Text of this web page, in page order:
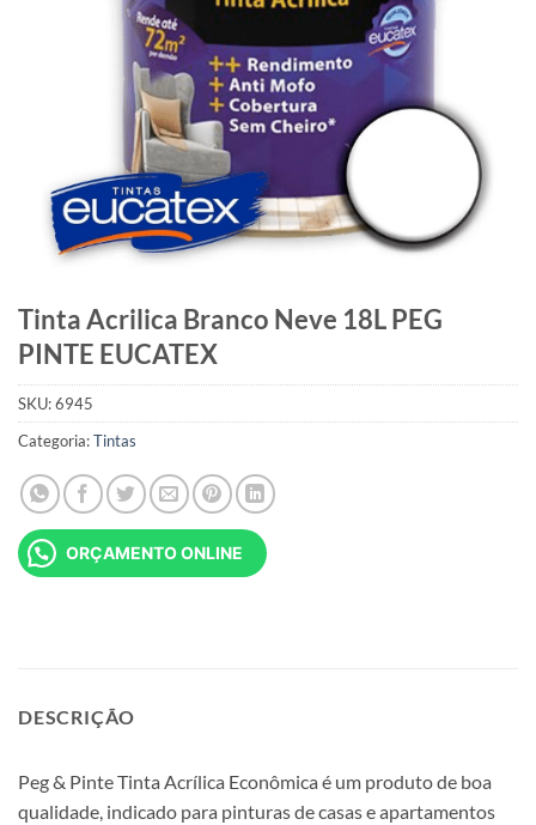
Tinta Acrilica Branco Neve 18L PEG
PINTE EUCATEX
SKU:6945
Categoria:Tintas
ORÇAMENTO ONLINE
DESCRIÇÃO
Peg & Pinte Tinta Acrílica Econômica é um produto de boa
qualidade, indicado para pinturas de casas e apartamentos